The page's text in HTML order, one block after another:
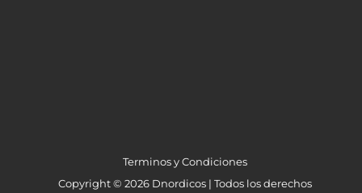
Terminos y Condiciones
Copyright © 2026 Dnordicos | Todos los derechos